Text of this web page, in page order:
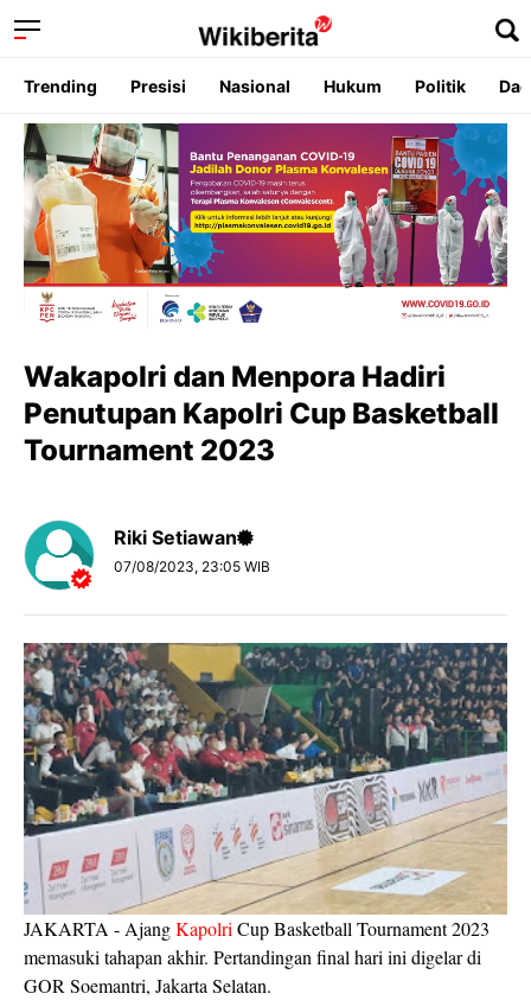
Trending Presisi Nasional Hukum Politik
Wakapolri dan Menpora Hadiri
Penutupan Kapolri Cup Basketball
Tournament 2023
Riki Setiawan
07/08/2023, 23:05 WIB
JAKARTA - AjangKapolriCup Basketball Tournament 2023
memasuki tahapan akhir. Pertandingan final hari ini digelar di
GOR Soemantri, Jakarta Selatan.